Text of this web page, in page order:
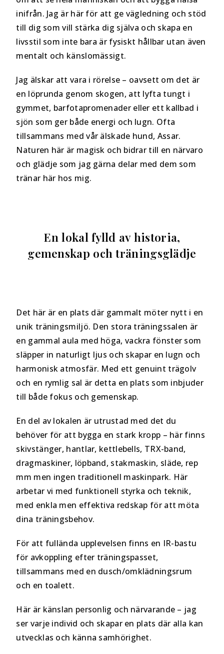
inifrån. Jag är här för att ge vägledning och stöd
till dig som vill stärka dig själva och skapa en
livsstil som inte bara är fysiskt hållbar utan även
mentalt och känslomässigt.
Jag älskar att vara i rörelse – oavsett om det är
en löprunda genom skogen, att lyfta tungt i
gymmet, barfotapromenader eller ett kallbad i
sjön som ger både energi och lugn. Ofta
tillsammans med vår älskade hund, Assar.
Naturen här är magisk och bidrar till en närvaro
och glädje som jag gärna delar med dem som
tränar här hos mig.
En lokal fylld av historia,
gemenskap och träningsglädje
Det här är en plats där gammalt möter nytt i en
unik träningsmiljö. Den stora träningssalen är
en gammal aula med höga, vackra fönster som
släpper in naturligt ljus och skapar en lugn och
harmonisk atmosfär. Med ett genuint trägolv
och en rymlig sal är detta en plats som inbjuder
till både fokus och gemenskap.
En del av lokalen är utrustad med det du
behöver för att bygga en stark kropp – här finns
skivstänger, hantlar, kettlebells, TRX-band,
dragmaskiner, löpband, stakmaskin, släde, rep
mm men ingen traditionell maskinpark. Här
arbetar vi med funktionell styrka och teknik,
med enkla men effektiva redskap för att möta
dina träningsbehov.
För att fullända upplevelsen finns en IR-bastu
för avkoppling efter träningspasset,
tillsammans med en dusch/omklädningsrum
och en toalett.
Här är känslan personlig och närvarande – jag
ser varje individ och skapar en plats där alla kan
utvecklas och känna samhörighet.